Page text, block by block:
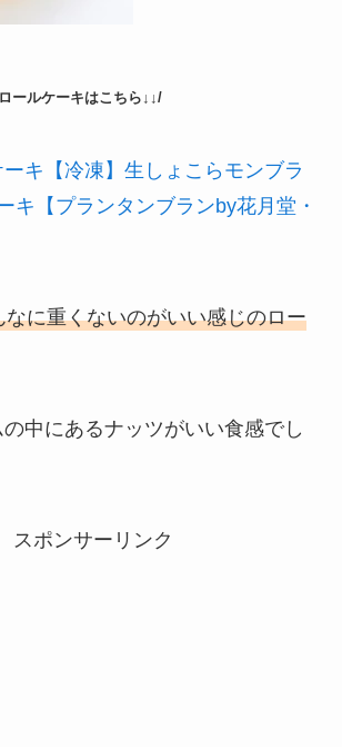
ールケーキはこちら↓↓/
キ【冷凍】生しょこらモンブラ
キ【プランタンブランby花月堂・
に重くないのがいい感じのロー
中にあるナッツがいい食感でし
スポンサーリンク